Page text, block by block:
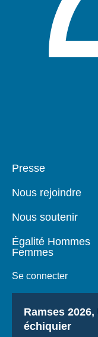
Pied
Presse
Nous rejoindre
Nous soutenir
Égalité Hommes
Femmes
Se connecter
Titre
Ramses
échiquier